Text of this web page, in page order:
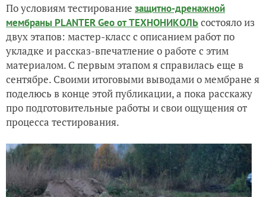
По условиям тестирование защитно-дренажной
мембраны PLANTER Geo от ТЕХНОНИКОЛЬсостояло из
двух этапов: мастер-класс с описанием работ по
укладке и рассказ-впечатление о работе с этим
материалом. С первым этапом я справилась еще в
сентябре. Своими итоговыми выводами о мембране я
поделюсь в конце этой публикации, а пока расскажу
про подготовительные работы и свои ощущения от
процесса тестирования.